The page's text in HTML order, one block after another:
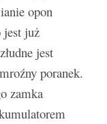
w w
opon
jest już
jest
poranek.
zamka